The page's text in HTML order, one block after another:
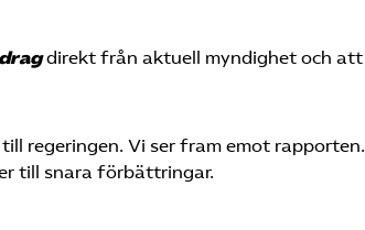
direkt från aktuell myndighet och att
regeringen. Vi ser fram emot rapporten.
till snara förbättringar.